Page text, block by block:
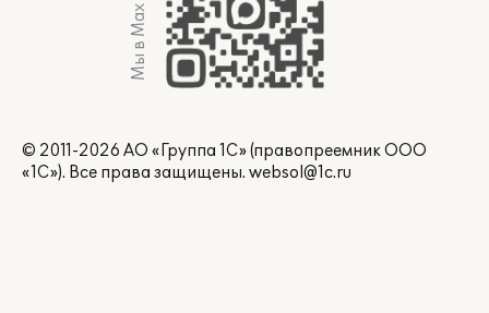
Мы в Max
© 2011-2026 АО «Группа 1С» (правопреемник ООО
«1С»). Все права защищены. websol@1c.ru